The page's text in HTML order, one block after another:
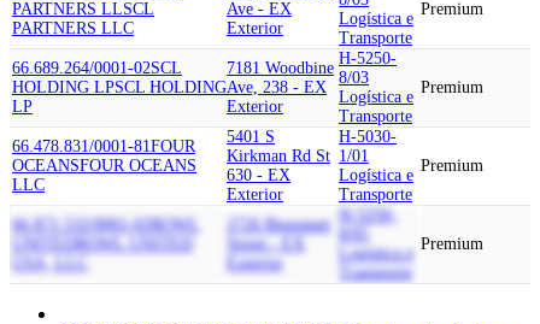
PARTNERS LLSCL
PARTNERS LLC
Ave - EX
Exterior
Logística e
Transporte
Premium
66.689.264/0001-02SCL
HOLDING LPSCL HOLDING
LP
7181 Woodbine
Ave, 238 - EX
Exterior
H-5250-
8/03
Logística e
Transporte
Premium
66.478.831/0001-81FOUR
OCEANSFOUR OCEANS
LLC
5401 S
Kirkman Rd St
630 - EX
Exterior
H-5030-
1/01
Logística e
Transporte
Premium
66.871.532/0001-02ROWL
ROWL UNITED
USA, LLC
2726 Bissonnet
Street - EX
Exterior
H-5250-
Logística e
Transporte
Premium